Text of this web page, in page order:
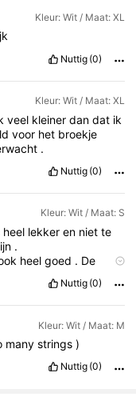
Kleur: Wit / Maat: XL
Nuttig (0)
Kleur: Wit / Maat: XL
veel kleinerdandat ik
voor het broekje
.
Nuttig (0)
Kleur: Wit / Maat: S
heel lekkeren niette
.
heelgoed . De
Een heleleuke
.
Nuttig (0)
Kleur: Wit / Maat: M
manystrings)
Nuttig (0)